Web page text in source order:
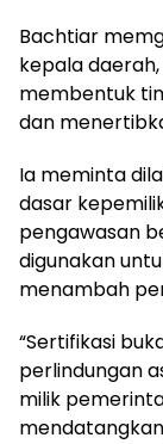
Bachtiar
kepala
membentuk
dan
Ia meminta
dasar
pengawasan
digunakan
menambah
“Sertifikasi
perlindungan
milik